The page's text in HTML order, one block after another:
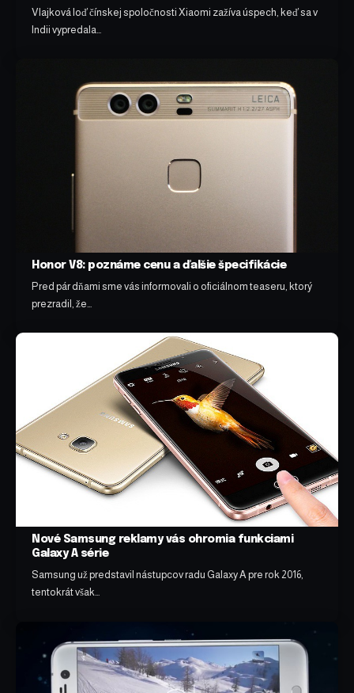
Vlajková loď čínskej spoločnosti Xiaomi zažíva úspech, keď sa v
Indii vypredala…
Honor V8: poznáme cenu a ďalšie špecifikácie
Pred pár dňami sme vás informovali o oficiálnom teaseru, ktorý
prezradil, že…
Nové Samsung reklamy vás ohromia funkciami
Galaxy A série
Samsung už predstavil nástupcov radu Galaxy A pre rok 2016,
tentokrát však…